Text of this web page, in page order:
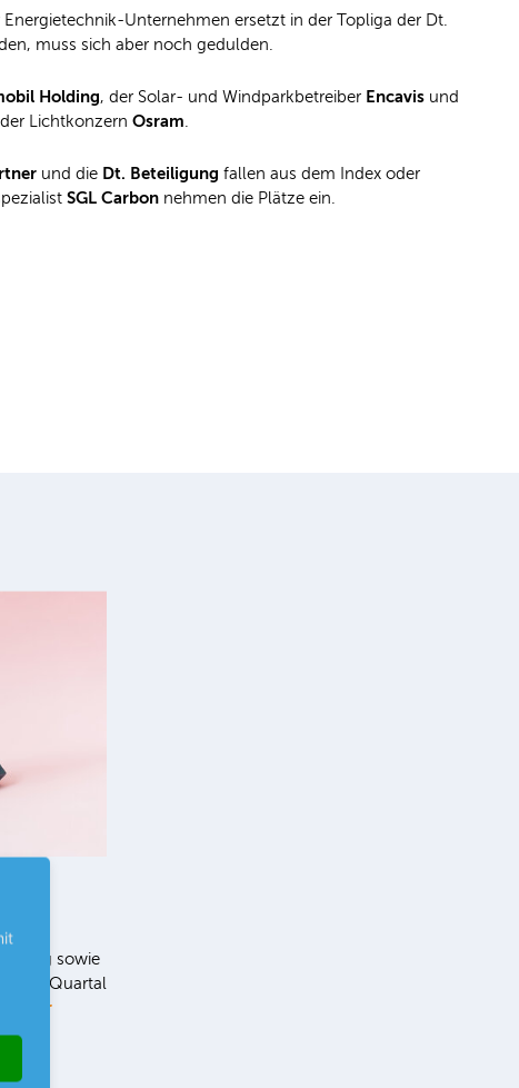
Unternehmen ersetzt in der Topliga der Dt.
muss sich aber noch gedulden.
Holding, der Solar- und Windparkbetreiber Encavis und
Lichtkonzern Osram.
und die Dt. Beteiligung fallen aus dem Index oder
SGL Carbon nehmen die Plätze ein.
sowie
im 2. Quartal
mehr